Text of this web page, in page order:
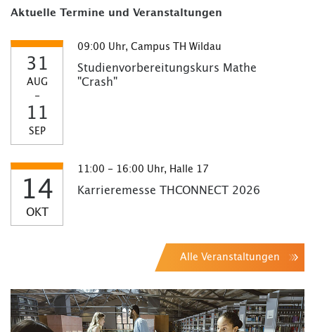
Aktuelle Termine und Veranstaltungen
31
AUG
-
11
SEP
09:00 Uhr, Campus TH Wildau
Studienvorbereitungskurs Mathe
"Crash"
14
OKT
11:00 - 16:00 Uhr, Halle 17
Karrieremesse THCONNECT 2026
Alle Veranstaltungen